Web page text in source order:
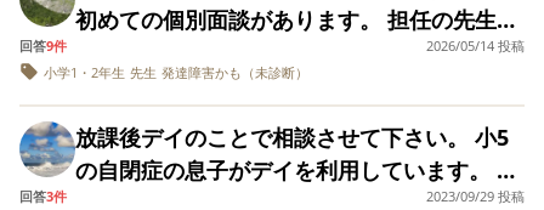
かと思いますが、息子はどちらかというと周
りを困らせるというより静かに困っているタ
ら気付いていないタイプです。 現在の息子の
様子としては、通級指導の先生によれば4月の
頃は朝の支度などで抜けが多く（ランドセル
す。 デイサービスの先生がおっしゃるに
は･･･ ・そんなに宿題に時間をかけていた
ら、他の事(運動したりすること)が出来な
い。 ・塾ではないからつきっきりでは見るこ
とが出来ないし、合っているかどうかの見直
しも出来ない。 ・公文はそんなにしないとい
す。 後に書いた話し合いの前に本人が話して
くれて発覚しました。 その子の機嫌を損ねる
とうちの子だけでなく、他の子にも他害をし
ていて、それが原因で何人もデイを辞めてし
まったそうです。 それでもデイのプログラム
(サッカーを主としたスポーツ)やサッカーの
初めての個別面談があります。 担任の先生の
リードに任せることになるんでしょうが、面
談時に聞いておくべきことのアドバイスをい
い登下校の送迎は、どうやったら卒業できる
のか？（←自分が楽したいのもある） ・支援
回答9件
2026/05/14 投稿
小学1・2年生 先生 発達障害かも（未診断）
放課後デイのことで相談させて下さい。 小5
の自閉症の息子がデイを利用しています。 終
了時間は18時のはずが、大体18時前には送迎
回答3件
2023/09/29 投稿